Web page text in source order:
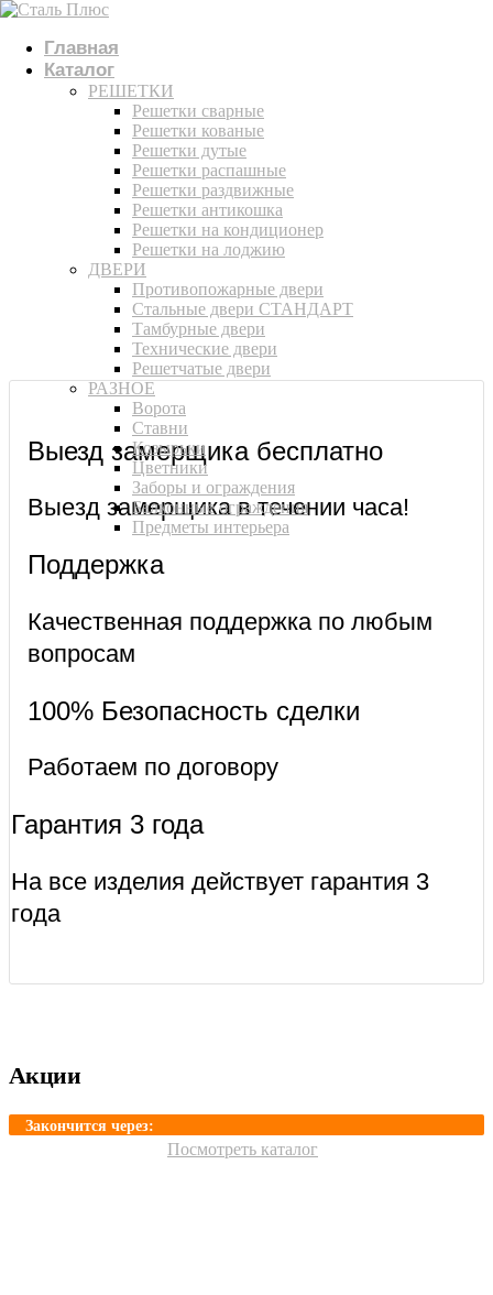
Главная
Каталог
РЕШЕТКИ
Решетки сварные
Решетки кованые
Решетки дутые
Решетки распашные
Решетки раздвижные
Решетки антикошка
Решетки на кондиционер
Решетки на лоджию
ДВЕРИ
Противопожарные двери
Стальные двери СТАНДАРТ
Тамбурные двери
Технические двери
Решетчатые двери
РАЗНОЕ
Ворота
Ставни
Козырьки
Цветники
Заборы и ограждения
Балконные ограждения
Предметы интерьера
Выезд замерщика бесплатно
Выезд замерщика в течении часа!
Поддержка
Качественная поддержка по любым
вопросам
100% Безопасность сделки
Работаем по договору
Гарантия 3 года
На все изделия действует гарантия 3
года
Акции
Закончится через:
Посмотреть каталог